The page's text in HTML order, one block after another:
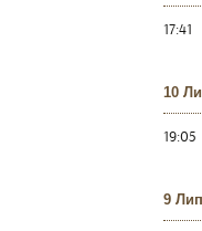
17:41
10
19:05
9